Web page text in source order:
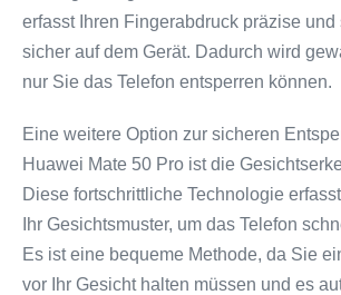
erfasst Ihren Fingerabdruck präzise und
sicher auf dem Gerät. Dadurch wird
nur Sie das Telefon entsperren können.
Eine weitere Option zur sicheren
Huawei Mate 50 Pro ist die
Diese fortschrittliche Technologie
Ihr Gesichtsmuster, um das Telefon
Es ist eine bequeme Methode, da Sie
vor Ihr Gesicht halten müssen und es